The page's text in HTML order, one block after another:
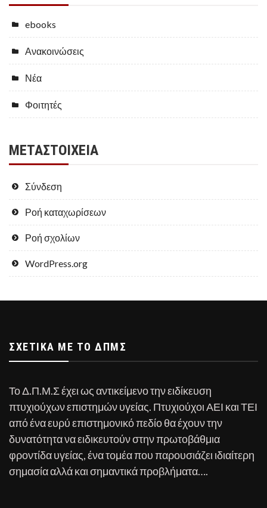
ebooks
Ανακοινώσεις
Νέα
Φοιτητές
ΜΕΤΑΣΤΟΙΧΕΊΑ
Σύνδεση
Ροή καταχωρίσεων
Ροή σχολίων
WordPress.org
ΣΧΕΤΙΚΆ ΜΕ ΤΟ ΔΠΜΣ
Το Δ.Π.Μ.Σ έχει ως αντικείμενο την ειδίκευση
πτυχιούχων επιστημών υγείας. Πτυχιούχοι ΑΕΙ και ΤΕΙ
από ένα ευρύ επιστημονικό πεδίο θα έχουν την
δυνατότητα να ειδικευτούν στην πρωτοβάθμια
φροντίδα υγείας, ένα τομέα που παρουσιάζει ιδιαίτερη
σημασία αλλά και σημαντικά προβλήματα….